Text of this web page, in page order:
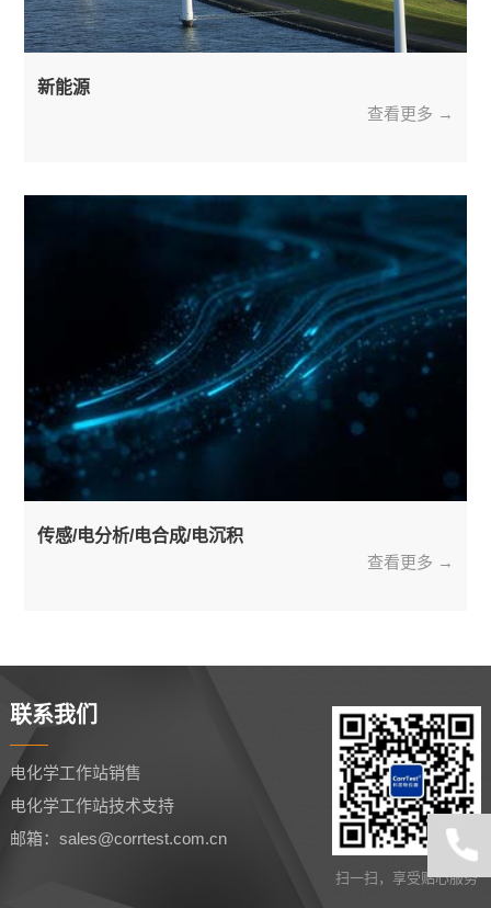
新能源
查看更多 →
传感/电分析/电合成/电沉积
查看更多 →
联系我们
电化学工作站销售
电化学工作站技术支持
邮箱：sales@corrtest.com.cn
扫一扫，享受贴心服务